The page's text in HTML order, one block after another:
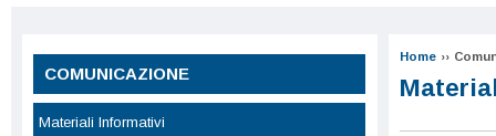
Home ››
COMUNICAZIONE
Materiali Informativi